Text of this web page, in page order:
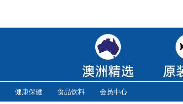
健康保健 食品饮料 会员中心